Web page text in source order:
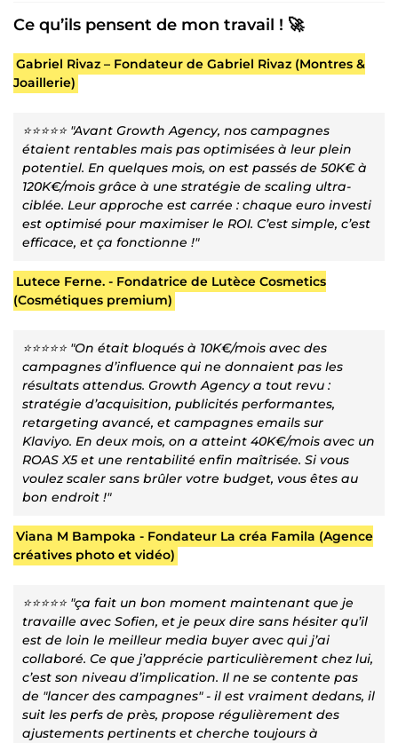
Ce qu’ils pensent de mon travail ! 🚀
Gabriel Rivaz – Fondateur de Gabriel Rivaz (Montres &
Joaillerie)
⭐⭐⭐⭐⭐ "Avant Growth Agency, nos campagnes
étaient rentables mais pas optimisées à leur plein
potentiel. En quelques mois, on est passés de 50K€ à
120K€/mois grâce à une stratégie de scaling ultra-
ciblée. Leur approche est carrée : chaque euro investi
est optimisé pour maximiser le ROI. C’est simple, c’est
efficace, et ça fonctionne !"
Lutece Ferne. - Fondatrice de Lutèce Cosmetics
(Cosmétiques premium)
⭐⭐⭐⭐⭐ "On était bloqués à 10K€/mois avec des
campagnes d’influence qui ne donnaient pas les
résultats attendus. Growth Agency a tout revu :
stratégie d’acquisition, publicités performantes,
retargeting avancé, et campagnes emails sur
Klaviyo. En deux mois, on a atteint 40K€/mois avec un
ROAS X5 et une rentabilité enfin maîtrisée. Si vous
voulez scaler sans brûler votre budget, vous êtes au
bon endroit !"
Viana M Bampoka - Fondateur La créa Famila (Agence
créatives photo et vidéo)
⭐⭐⭐⭐⭐ "ça fait un bon moment maintenant que je
travaille avec Sofien, et je peux dire sans hésiter qu’il
est de loin le meilleur media buyer avec qui j’ai
collaboré. Ce que j’apprécie particulièrement chez lui,
c’est son niveau d’implication. Il ne se contente pas
de "lancer des campagnes" - il est vraiment dedans, il
suit les perfs de près, propose régulièrement des
ajustements pertinents et cherche toujours à